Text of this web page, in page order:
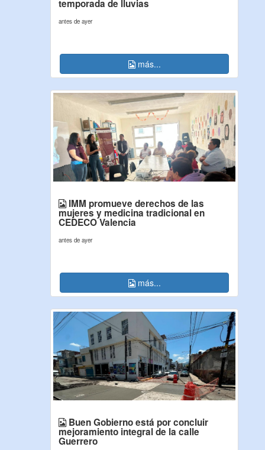
temporada de lluvias
antes de ayer
más...
IMM promueve derechos de las
mujeres y medicina tradicional en
CEDECO Valencia
antes de ayer
más...
Buen Gobierno está por concluir
mejoramiento integral de la calle
Guerrero